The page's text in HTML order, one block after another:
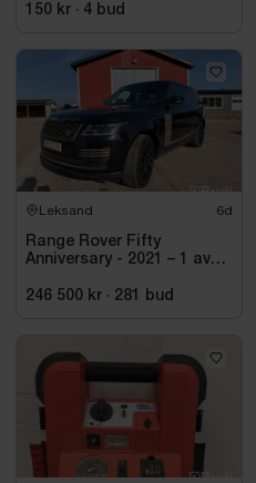
150 kr · 4 bud
Leksand 6d
Range Rover Fifty
Anniversary - 2021 – 1 av
Diesel – Fullutrustad
246 500 kr · 281 bud